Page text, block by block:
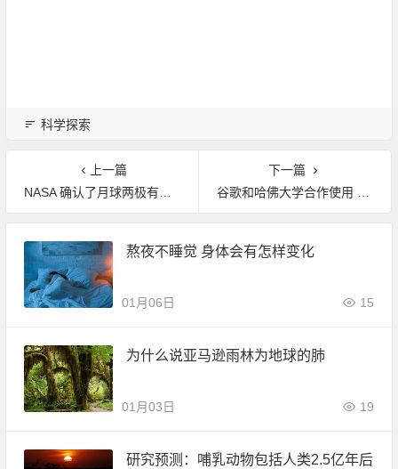
科学探索
上一篇
NASA 确认了月球两极有水冰的存在
下一篇
谷歌和哈佛大学合作使用 AI 来更准确地预测余震发生地点
熬夜不睡觉 身体会有怎样变化
01月06日 15
为什么说亚马逊雨林为地球的肺
01月03日 19
研究预测：哺乳动物包括人类2.5亿年后